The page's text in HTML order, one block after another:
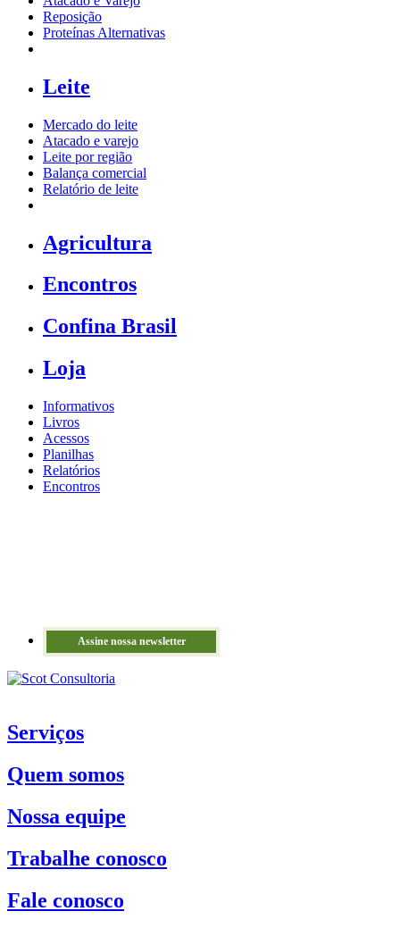
Reposição
Proteínas Alternativas
Leite
Mercado do leite
Atacado e varejo
Leite por região
Balança comercial
Relatório de leite
Agricultura
Encontros
Confina Brasil
Loja
Informativos
Livros
Acessos
Planilhas
Relatórios
Encontros
Assine nossa newsletter
Serviços
Quem somos
Nossa equipe
Trabalhe conosco
Fale conosco